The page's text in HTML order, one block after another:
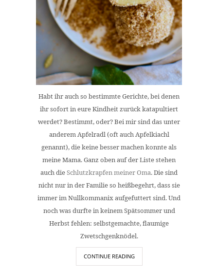
Habt ihr auch so bestimmte Gerichte, bei denen
ihr sofort in eure Kindheit zurück katapultiert
werdet? Bestimmt, oder? Bei mir sind das unter
anderem Apfelradl (oft auch Apfelkiachl
genannt), die keine besser machen konnte als
meine Mama. Ganz oben auf der Liste stehen
auch dieSchlutzkrapfen meiner Oma. Die sind
nicht nur in der Familie so heißbegehrt, dass sie
immer im Nullkommanix aufgefuttert sind. Und
noch was durfte in keinem Spätsommer und
Herbst fehlen: selbstgemachte, flaumige
Zwetschgenknödel.
CONTINUE READING